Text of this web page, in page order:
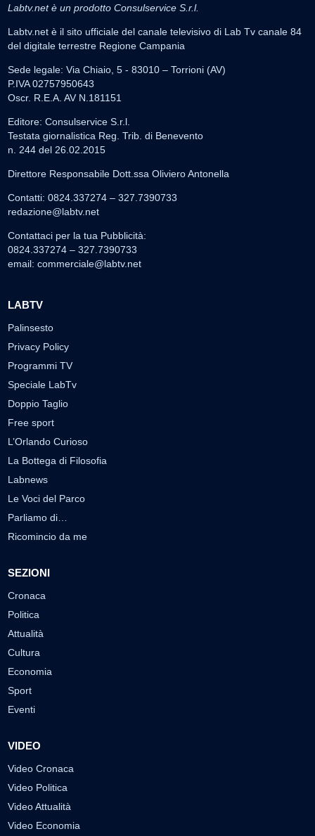
Labtv.net è un prodotto Consulservice S.r.l.
Labtv.net è il sito ufficiale del canale televisivo di Lab Tv canale 84
del digitale terrestre Regione Campania
Sede legale: Via Chiaio, 5 - 83010 – Torrioni (AV)
P.IVA 02757950643
Oscr. R.E.A. AV N.181151
Editore: Consulservice S.r.l.
Testata giornalistica Reg. Trib. di Benevento
n. 244 del 26.02.2015
Direttore Responsabile Dott.ssa Oliviero Antonella
Contatti: 0824.337274 – 327.7390733
redazione@labtv.net
Contattaci per la tua Pubblicità:
0824.337274 – 327.7390733
email: commerciale@labtv.net
LABTV
Palinsesto
Privacy Policy
Programmi TV
Speciale LabTv
Doppio Taglio
Free sport
L’Orlando Curioso
La Bottega di Filosofia
Labnews
Le Voci del Parco
Parliamo di…
Ricomincio da me
SEZIONI
Cronaca
Politica
Attualità
Cultura
Economia
Sport
Eventi
VIDEO
Video Cronaca
Video Politica
Video Attualità
Video Economia